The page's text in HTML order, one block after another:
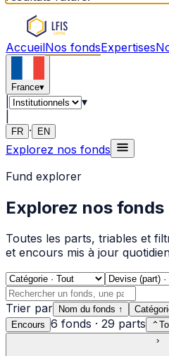
AccueilNos fondsExpertises
France▾
▾
FR · EN
Explorez nos fonds
Fund explorer
Explorez nos fonds
Toutes les parts, triables et
et encours mis à jour
Trier par Nom du fonds ↑
Encours 6 fonds · 29 parts ⌃
›